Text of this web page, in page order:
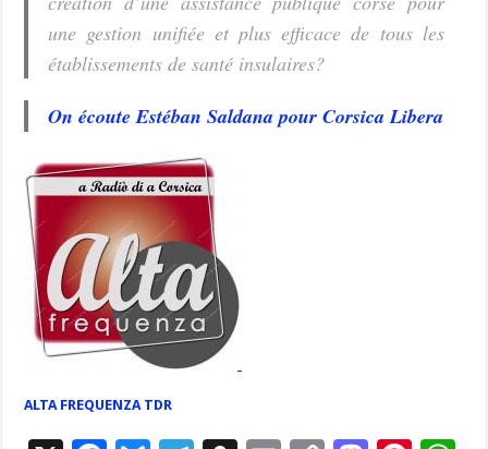
une gestion unifiée et plus efficace de tous les
établissements de santé insulaires?
On écoute Estéban Saldana pour Corsica Libera
ALTA FREQUENZA TDR